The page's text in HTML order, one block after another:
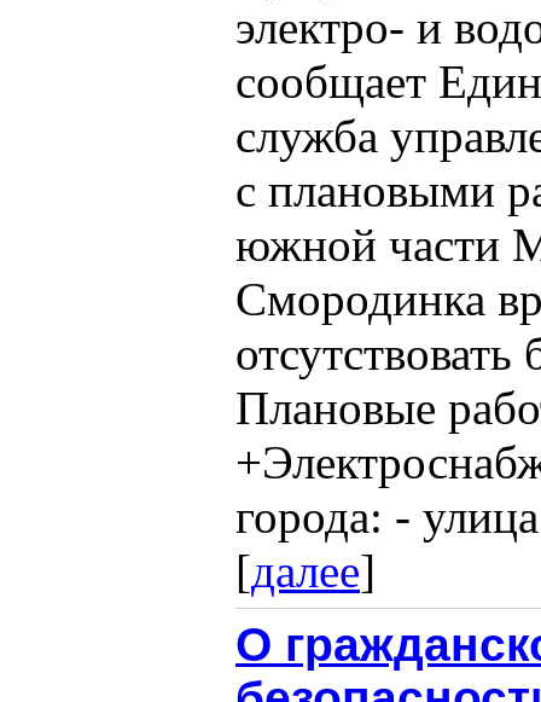
электро- и
сообщает
служба
с плановыми
южной части
Смородинка
Плановые
города: -
[далее]
О